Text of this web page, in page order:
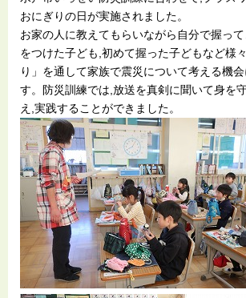
おにぎりの日が実施されました。
お家の人に教えてもらいながら自分で握っ
をつけた子ども,初めて握った子どもなど様
り」を通して家族で震災について考える機
す。防災訓練では,放送を真剣に聞いて身を
え,実践することができました。